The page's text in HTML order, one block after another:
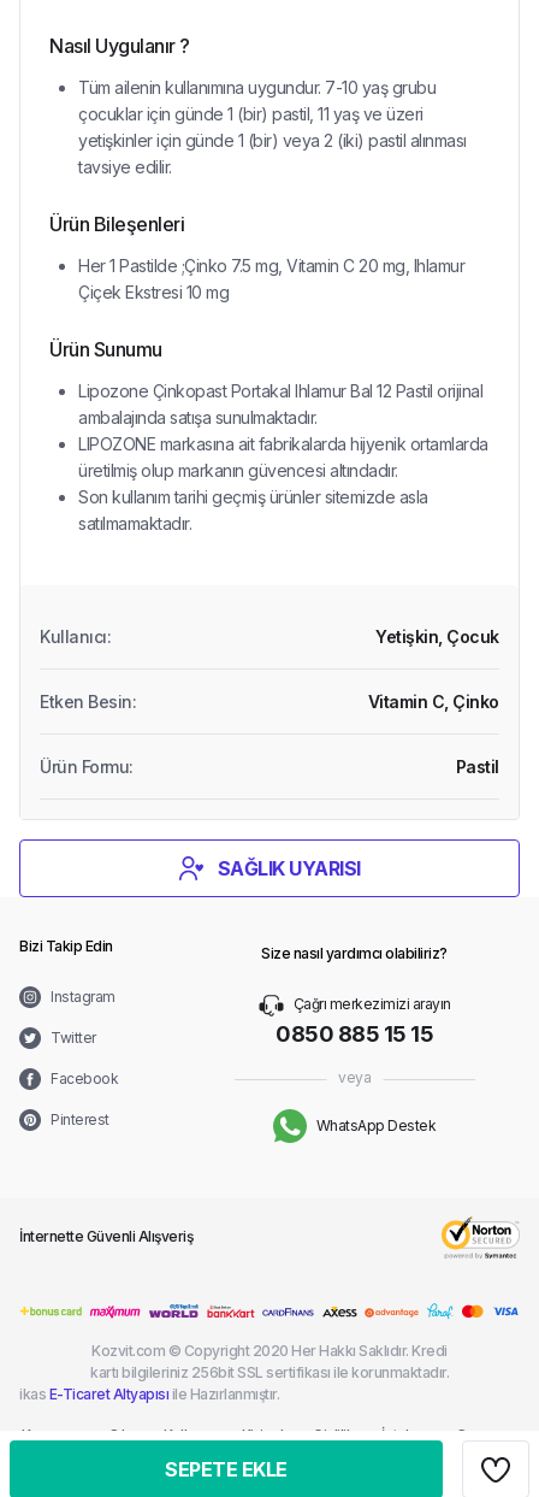
SEPETE EKLE
Nasıl Uygulanır ?
Tüm ailenin kullanımına uygundur. 7-10 yaş grubu
çocuklar için günde 1 (bir) pastil, 11 yaş ve üzeri
yetişkinler için günde 1 (bir) veya 2 (iki) pastil alınması
tavsiye edilir.
Ürün Bileşenleri
Her 1 Pastilde ;Çinko 7.5 mg, Vitamin C 20 mg, Ihlamur
Çiçek Ekstresi 10 mg
Ürün Sunumu
Lipozone Çinkopast Portakal Ihlamur Bal 12 Pastil orijinal
ambalajında satışa sunulmaktadır.
LIPOZONE markasına ait fabrikalarda hijyenik ortamlarda
üretilmiş olup markanın güvencesi altındadır.
Son kullanım tarihi geçmiş ürünler sitemizde asla
satılmamaktadır.
Kullanıcı: Yetişkin, Çocuk
Etken Besin: Vitamin C, Çinko
Ürün Formu: Pastil
SAĞLIK UYARISI
Bizi Takip Edin
Instagram
Twitter
Facebook
Pinterest
Size nasıl yardımcı olabiliriz?
Çağrı merkezimizi arayın
0850 885 15 15
veya
WhatsApp Destek
İnternette Güvenli Alışveriş
Kozvit.com © Copyright 2020 Her Hakkı Saklıdır. Kredi
kartı bilgileriniz 256bit SSL sertifikası ile korunmaktadır.
ikas E-Ticaret Altyapısı ile Hazırlanmıştır.
Kargom
Sık
Kullanım
Kişisel
Korunması
Gizlilik
İptal ve
Çerez
Politikası